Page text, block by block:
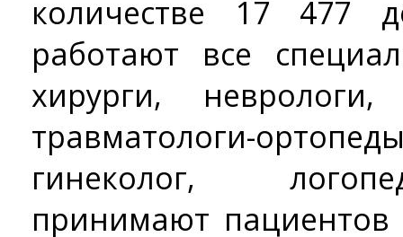
количестве 17 477
работают все
хирурги,
травматологи-
гинеколог,
принимают пациентов